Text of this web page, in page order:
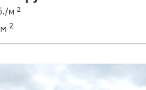
м 2
2